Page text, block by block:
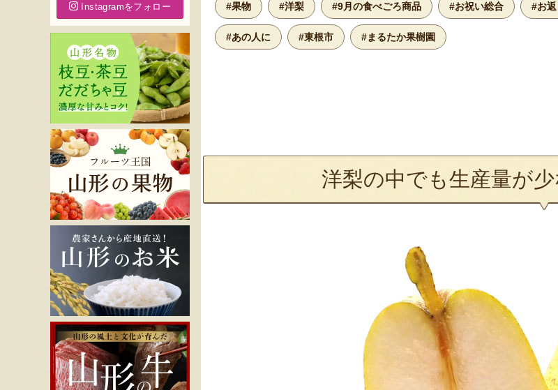
#果物 #洋梨 #9月の食べごろ商品 #お祝い総合 #お
#あの人に #東根市 #まるたか果樹園
洋梨の中でも生産量が
Instagramをフォロー